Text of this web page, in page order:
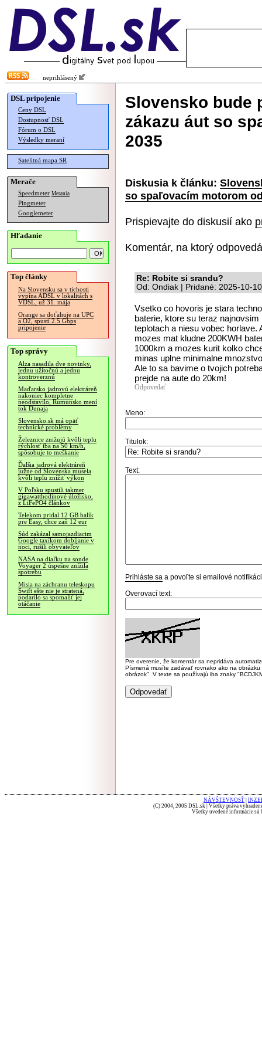
neprihlásený
DSL pripojenie
Ceny DSL
Dostupnosť DSL
Fórum o DSL
Výsledky meraní
Satelitná mapa SR
Merače
Speedmeter Merania
Pingmeter
Googlemeter
Hľadanie
Top články
Na Slovensku sa v tichosti
vypína ADSL v lokalitách s
VDSL, už 31. mája
Orange sa doťahuje na UPC
a O2, spustí 2.5 Gbps
pripojenie
Top správy
Alza nasadila dve novinky,
jednu užitočnú a jednu
kontroverznú
Maďarsko jadrovú elektráreň
nakoniec kompletne
neodstavilo, Rumunsko mení
tok Dunaja
Slovensko.sk má opäť
technické problémy
Železnice znižujú kvôli teplu
rýchlosť iba na 50 km/h,
spôsobuje to meškanie
Ďalšia jadrová elektráreň
južne od Slovenska musela
kvôli teplu znížiť výkon
V Poľsku spustili takmer
gigawatthodinové úložisko,
z LiFePO4 článkov
Telekom pridal 12 GB balík
pre Easy, chce zaň 12 eur
Súd zakázal samojazdiacim
Google taxíkom dobíjanie v
noci, rušili obyvateľov
NASA na diaľku na sonde
Voyager 2 úspešne znížila
spotrebu
Misia na záchranu teleskopu
Swift ešte nie je stratená,
podarilo sa spomaliť jej
otáčanie
Slovensko bude
zákazu áut so
2035
Diskusia k článku:
so spaľovacím motorom
Prispievajte do diskusií ako
Komentár, na ktorý
Re: Robite si srandu?
Od: Ondiak | Pridané: 2025-10-
Vsetko co hovoris je stara
baterie, ktore su teraz
teplotach a niesu vobec horlave.
mozes mat kludne 200KWH
1000km a mozes kurit kolko
minas uplne minimalne
Ale to sa bavime o tvojich
prejde na aute do 20km!
Odpovedať
Meno:
Titulok:
Text:
Prihláste sa a povoľte si emailové
Overovací text:
Pre overenie, že komentár sa nepridáva
Písmená musíte zadávať rovnako ako na
obrázok". V texte sa používajú iba znaky
NÁVŠTEVNOSŤ
(C) 2004, 2005 DSL.sk | Všetky práva
Všetky uvedené informácie sú